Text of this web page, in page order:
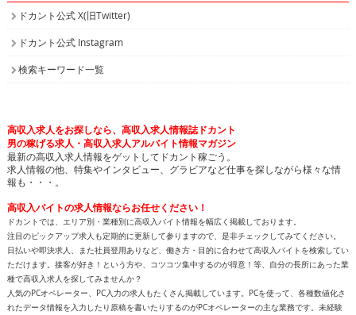
ドカント公式 X(旧Twitter)
ドカント公式 Instagram
検索キーワード一覧
高収入求人をお探しなら、高収入求人情報誌ドカント
男の稼げる求人・高収入求人アルバイト情報マガジン
最新の高収入求人情報をゲットしてドカント稼ごう。
求人情報の他、特集やインタビュー、グラビアなど仕事を探しながら様々な情
報も・・・。
高収入バイトの求人情報ならお任せください！
ドカントでは、エリア別・業種別に高収入バイト情報を幅広く掲載しております。
注目のピックアップ求人も定期的に更新して参りますので、是非チェックしてみてください。
日払いや即決求人、また社員登用ありなど、働き方・目的に合わせて高収入バイトを検索してい
ただけます。接客が好き！という方や、コツコツ集中するのが得意！等、自分の長所にあった業
種で高収入求人を探してみませんか？
人気のPCオペレーター、PC入力の求人もたくさん掲載しています。PCを使って、各種数値化さ
れたデータ情報を入力したり原稿を書いたりするのがPCオペレーターの主な業務です。未経験